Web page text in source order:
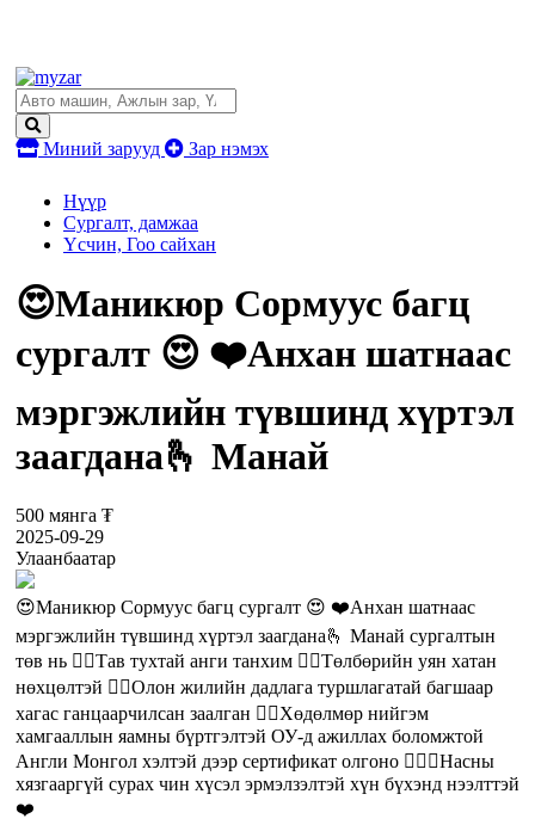
Миний зарууд Зар нэмэх
Нүүр
Сургалт, дамжаа
Үсчин, Гоо сайхан
😍Маникюр Сормуус багц
сургалт 😍 ❤️Анхан шатнаас
мэргэжлийн түвшинд хүртэл
заагдана🫰 Манай
500 мянга ₮
2025-09-29
Улаанбаатар
😍Маникюр Сормуус багц сургалт 😍 ❤️Анхан шатнаас
мэргэжлийн түвшинд хүртэл заагдана🫰 Манай сургалтын
төв нь ❤️‍🔥Тав тухтай анги танхим ❤️‍🔥Төлбөрийн уян хатан
нөхцөлтэй ❤️‍🔥Олон жилийн дадлага туршлагатай багшаар
хагас ганцаарчилсан заалган ❤️‍🔥Хөдөлмөр нийгэм
хамгааллын яамны бүртгэлтэй ОУ-д ажиллах боломжтой
Англи Монгол хэлтэй дээр сертификат олгоно 💁🏻‍♀️Насны
хязгааргүй сурах чин хүсэл эрмэлзэлтэй хүн бүхэнд нээлттэй
❤️